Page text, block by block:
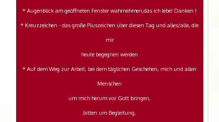
* Augenblick am geöffneten Fenster wahrnehmen,das ich lebe! Danken !
* Kreuzzeichen - das große Pluszeichen über diesen Tag und alles/alle, die
mir
heute begegnen werden
* Auf dem Weg zur Arbeit, bei dem täglichen Geschehen, mich und allen
Menschen
um mich herum vor Gott bringen,
bitten um Begleitung,